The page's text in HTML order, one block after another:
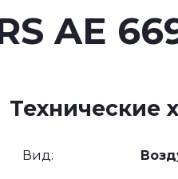
AE
Технические
Вид: